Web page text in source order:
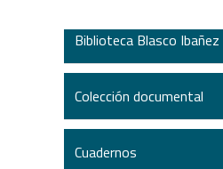
Biblioteca Blasco Ibañez
Colección documental
Cuadernos